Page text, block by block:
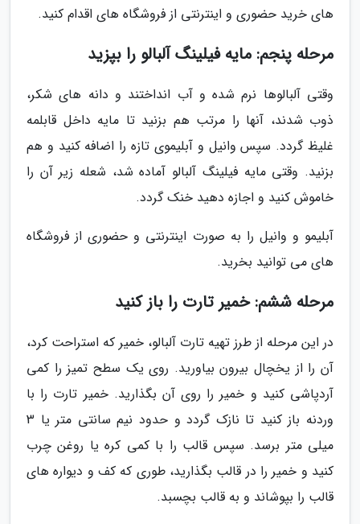
های خرید حضوری و اینترنتی از فروشگاه های اقدام کنید.
مرحله پنجم: مایه فیلینگ آلبالو را بپزید
وقتی آلبالوها نرم شده و آب انداختند و دانه های شکر،
ذوب شدند، آنها را مرتب هم بزنید تا مایه داخل قابلمه
غلیظ گردد. سپس وانیل و آبلیموی تازه را اضافه کنید و هم
بزنید. وقتی مایه فیلینگ آلبالو آماده شد، شعله زیر آن را
خاموش کنید و اجازه دهید خنک گردد.
آبلیمو و وانیل را به صورت اینترنتی و حضوری از فروشگاه
های می توانید بخرید.
مرحله ششم: خمیر تارت را باز کنید
در این مرحله از طرز تهیه تارت آلبالو، خمیر که استراحت کرد،
آن را از یخچال بیرون بیاورید. روی یک سطح تمیز را کمی
آردپاشی کنید و خمیر را روی آن بگذارید. خمیر تارت را با
وردنه باز کنید تا نازک گردد و حدود نیم سانتی متر یا 3
میلی متر برسد. سپس قالب را با کمی کره یا روغن چرب
کنید و خمیر را در قالب بگذارید، طوری که کف و دیواره های
قالب را بپوشاند و به قالب بچسبد.